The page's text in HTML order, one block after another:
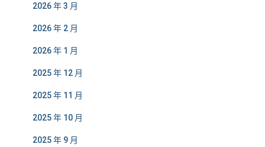
2026 年 3 月
2026 年 2 月
2026 年 1 月
2025 年 12 月
2025 年 11 月
2025 年 10 月
2025 年 9 月